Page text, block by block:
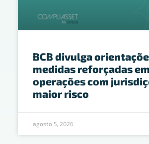
BCB divulga
medidas reforçadas em
operações com
maior risco
agosto 5, 2026